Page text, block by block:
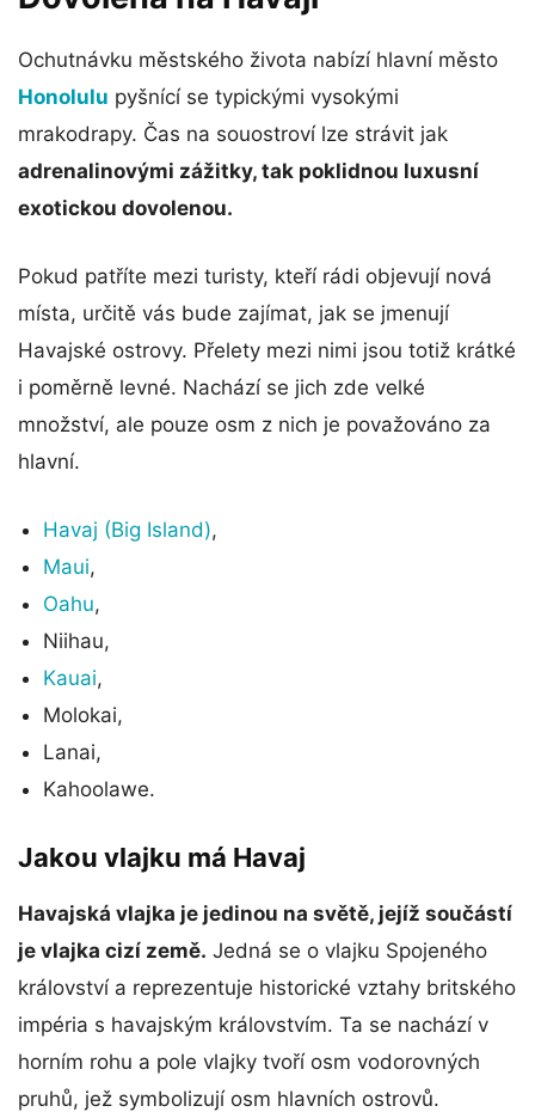
Ochutnávku městského života nabízí hlavní město
Honolulu pyšnící se typickými vysokými
mrakodrapy. Čas na souostroví lze strávit jak
adrenalinovými zážitky, tak poklidnou luxusní
exotickou dovolenou.
Pokud patříte mezi turisty, kteří rádi objevují nová
místa, určitě vás bude zajímat, jak se jmenují
Havajské ostrovy. Přelety mezi nimi jsou totiž krátké
i poměrně levné. Nachází se jich zde velké
množství, ale pouze osm z nich je považováno za
hlavní.
Havaj (Big Island),
Maui,
Oahu,
Niihau,
Kauai,
Molokai,
Lanai,
Kahoolawe.
Jakou vlajku má Havaj
Havajská vlajka je jedinou na světě, jejíž součástí
je vlajka cizí země. Jedná se o vlajku Spojeného
království a reprezentuje historické vztahy britského
impéria s havajským královstvím. Ta se nachází v
horním rohu a pole vlajky tvoří osm vodorovných
pruhů, jež symbolizují osm hlavních ostrovů.